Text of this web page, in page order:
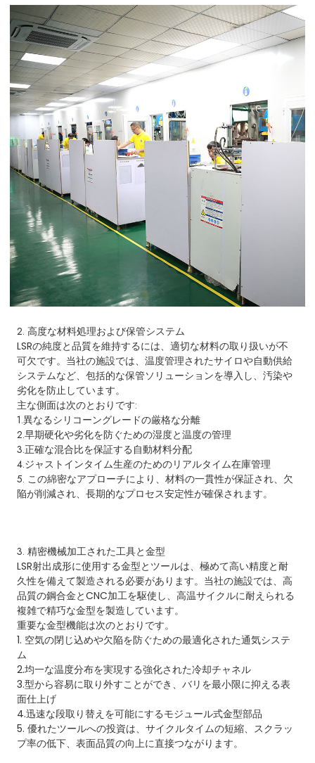
2. 高度な材料処理および保管システム
LSRの純度と品質を維持するには、適切な材料の取り扱いが不
可欠です。当社の施設では、温度管理されたサイロや自動供給
システムなど、包括的な保管ソリューションを導入し、汚染や
劣化を防止しています。
主な側面は次のとおりです:
1.異なるシリコーングレードの厳格な分離
2.早期硬化や劣化を防ぐための湿度と温度の管理
3.正確な混合比を保証する自動材料分配
4.ジャストインタイム生産のためのリアルタイム在庫管理
5. この綿密なアプローチにより、材料の一貫性が保証され、欠
陥が削減され、長期的なプロセス安定性が確保されます。
3. 精密機械加工された工具と金型
LSR射出成形に使用する金型とツールは、極めて高い精度と耐
久性を備えて製造される必要があります。当社の施設では、高
品質の鋼合金とCNC加工を駆使し、高温サイクルに耐えられる
複雑で精巧な金型を製造しています。
重要な金型機能は次のとおりです。
1. 空気の閉じ込めや欠陥を防ぐための最適化された通気システ
ム
2.均一な温度分布を実現する強化された冷却チャネル
3.型から容易に取り外すことができ、バリを最小限に抑える表
面仕上げ
4.迅速な段取り替えを可能にするモジュール式金型部品
5. 優れたツールへの投資は、サイクルタイムの短縮、スクラッ
プ率の低下、表面品質の向上に直接つながります。